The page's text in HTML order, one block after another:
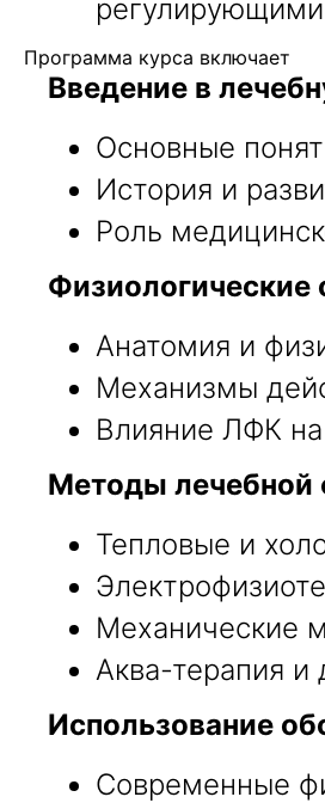
регулирующими
Программа курса включает
Введение в
Основные
История и
Роль
Анатомия и
Механизмы
Влияние ЛФК
Методы лечебной
Тепловые и
Механические
Аква-терапия и
Использование
Современные